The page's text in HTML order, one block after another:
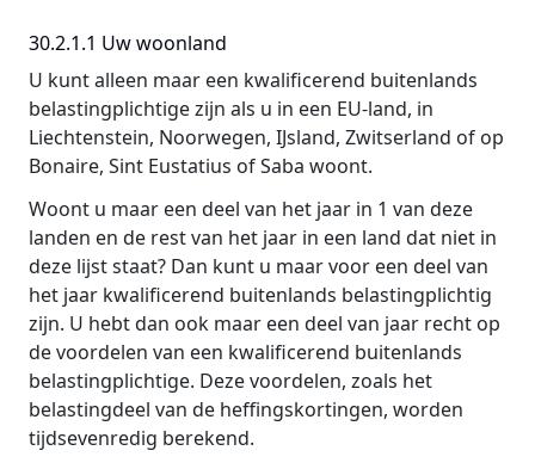
30.2.1.1 Uw woonland
U kunt alleen maar een kwalificerend buitenlands
belastingplichtige zijn als u in een EU-land, in
Liechtenstein, Noorwegen, IJsland, Zwitserland of op
Bonaire, Sint Eustatius of Saba woont.
Woont u maar een deel van het jaar in 1 van deze
landen en de rest van het jaar in een land dat niet in
deze lijst staat? Dan kunt u maar voor een deel van
het jaar kwalificerend buitenlands belastingplichtig
zijn. U hebt dan ook maar een deel van jaar recht op
de voordelen van een kwalificerend buitenlands
belastingplichtige. Deze voordelen, zoals het
belastingdeel van de heffingskortingen, worden
tijdsevenredig berekend.